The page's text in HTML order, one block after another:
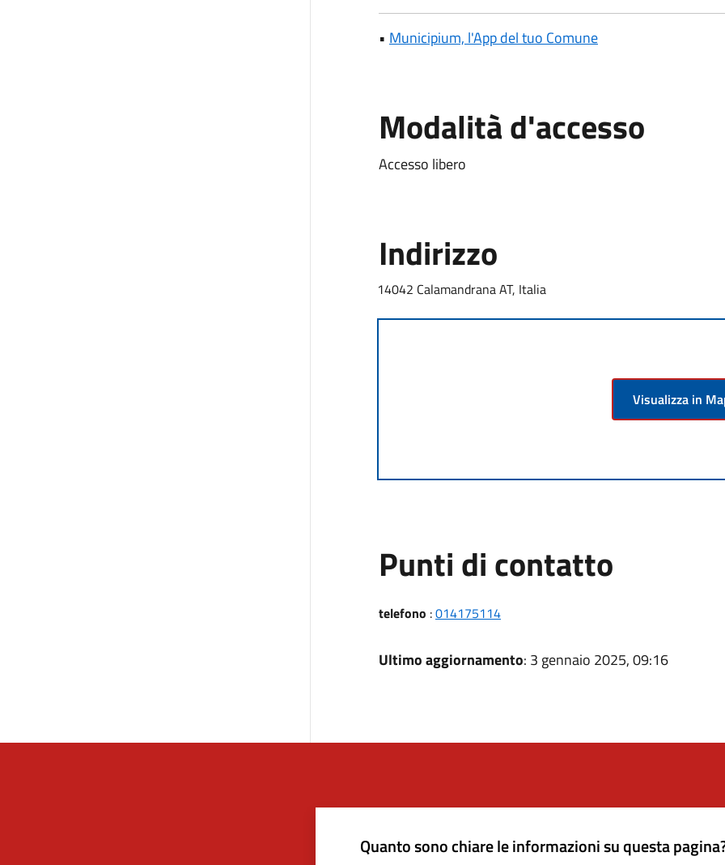
• Municipium, l'App del tuo Comune
Modalità d'accesso
Accesso libero
Indirizzo
14042 Calamandrana AT, Italia
Visualizza in
Punti di contatto
telefono :014175114
Ultimo aggiornamento: 3 gennaio 2025, 09:16
Quanto sono chiare le informazioni su questa